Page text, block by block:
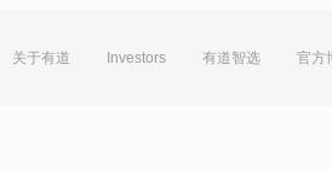
关于有道 Investors 有道智选 官方